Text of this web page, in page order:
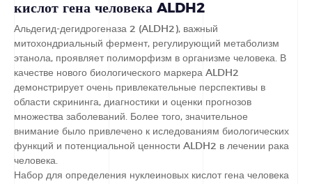
кислот гена человека ALDH2
Альдегид-дегидрогеназа 2 (ALDH2), важный
митохондриальный фермент, регулирующий метаболизм
этанола, проявляет полиморфизм в организме человека. В
качестве нового биологического маркера ALDH2
демонстрирует очень привлекательные перспективы в
области скрининга, диагностики и оценки прогнозов
множества заболеваний. Более того, значительное
внимание было привлечено к иследованиям биологических
функций и потенциальной ценности ALDH2 в лечении рака
человека.
Набор для определения нуклеиновых кислот гена человека